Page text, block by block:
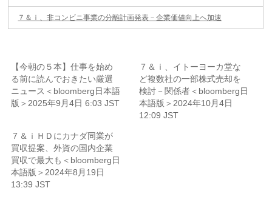
７＆ｉ、非コンビニ事業の分離計画発表－企業価値向上へ加速
【今朝の５本】仕事を始め
る前に読んでおきたい厳選
ニュース＜bloomberg日本語
版＞2025年9月4日 6:03 JST
７＆ｉ、イトーヨーカ堂な
ど複数社の一部株式売却を
検討－関係者＜bloomberg日
本語版＞2024年10月4日
12:09 JST
７＆ｉＨＤにカナダ同業が
買収提案、外資の国内企業
買収で最大も＜bloomberg日
本語版＞2024年8月19日
13:39 JST